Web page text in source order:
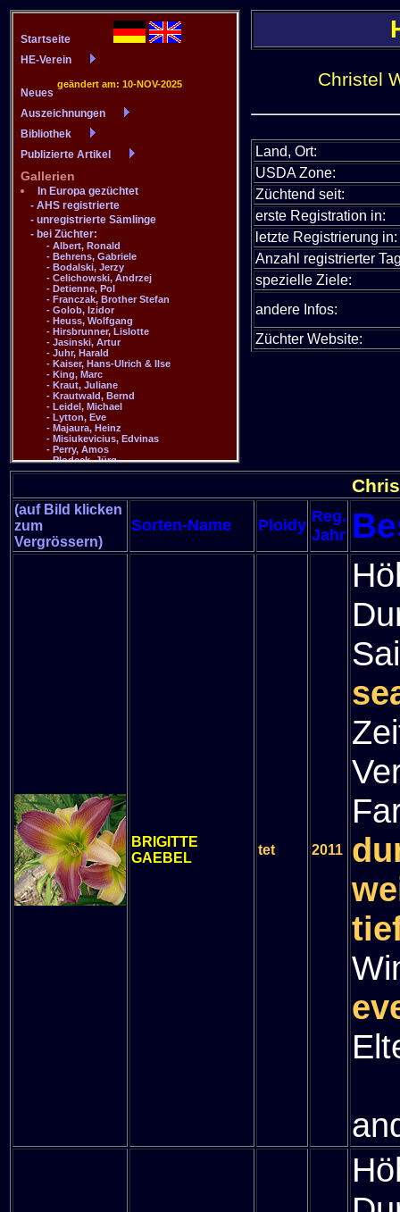
Christel
Land, Ort:
USDA Zone:
Züchtend seit:
erste Registration in:
letzte Registrierung in:
Anzahl registrierter
spezielle Ziele:
andere Infos:
Züchter Website:
(auf Bild klicken
zum
Vergrössern)
Sorten-Name Ploidy Reg.
Jahr
BRIGITTE
GAEBEL
tet 2011